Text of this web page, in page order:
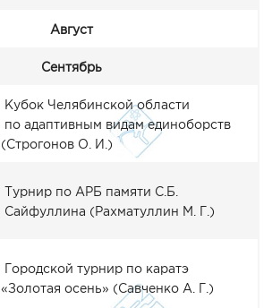
Август
Сентябрь
Кубок Челябинской области
по адаптивным видам единоборств
(СтрогоновО. И.)
Турнир по АРБ памяти С.Б.
Сайфуллина (Рахматуллин М. Г.)
Городской турнир по каратэ
«Золотая осень» (СавченкоА. Г.)